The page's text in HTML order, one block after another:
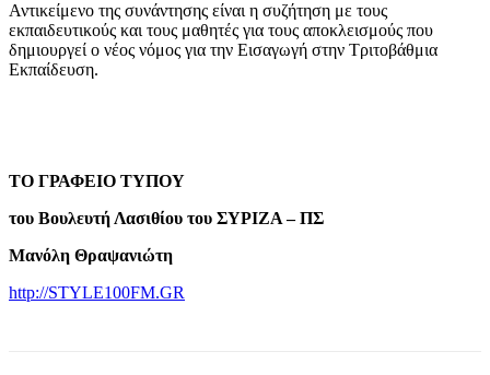
Αντικείμενο της συνάντησης είναι η συζήτηση με τους
εκπαιδευτικούς και τους μαθητές για τους αποκλεισμούς που
δημιουργεί ο νέος νόμος για την Εισαγωγή στην Τριτοβάθμια
Εκπαίδευση.
ΤΟ ΓΡΑΦΕΙΟ ΤΥΠΟΥ
του Βουλευτή Λασιθίου του ΣΥΡΙΖΑ – ΠΣ
Μανόλη Θραψανιώτη
http://STYLE100FM.GR